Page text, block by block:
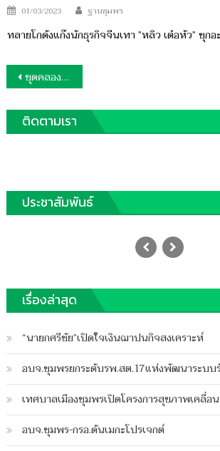
Posted
01/03/2023 Author
ฐานชุมพร
ทลายโกดังแก๊งนักธุรกิจจีนเทา ”หลิว เต๋อหัว” ซุกอ
แนะแนว
เรื่อง
ขุดคลองผันน้ำทำปาล์มยืนต้นตาย
ติดตามเรา
ประชาสัมพันธ์
นายกเมืองชุมพรเชิดชู
Posted
นายก
เมือง
ชุมพร
อสม.
เรื่องล่าสุด
“นายกศรีชัย”เปิดใจเงินฌาปนกิจสงเคราะห์
อบจ.ชุมพรยกระดับรพ.สต.17แห่งพัฒนาระบบ
เทศบาลเมืองชุมพรเปิดโครงการสุขภาพเคลื่อ
อบจ.ชุมพร-กรอ.ดันเมกะโปรเจกต์